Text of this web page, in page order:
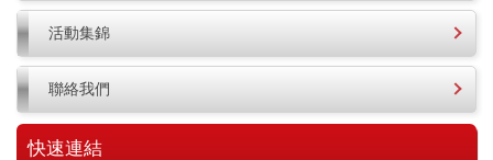
活動集錦
聯絡我們
快速連結